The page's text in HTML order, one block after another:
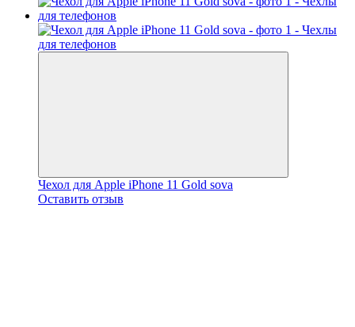
Чехол для Apple iPhone 11 Gold sova
Оставить отзыв